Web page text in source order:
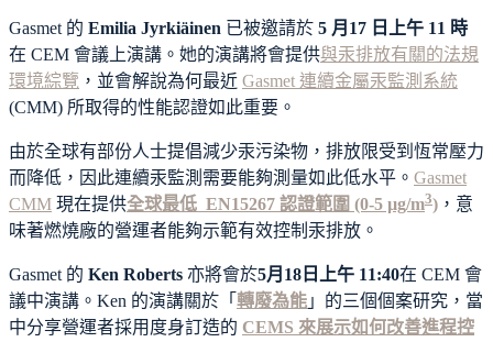
Gasmet 的 Emilia Jyrkiäinen 已被邀請於 5 月17 日上午 11 時
在 CEM 會議上演講。她的演講將會提供與汞排放有關的法規
環境綜覽 ，並會解說為何最近 Gasmet 連續金屬汞監測系統
(CMM) 所取得的性能認證如此重要。
由於全球有部份人士提倡減少汞污染物，排放限受到恆常壓力
而降低，因此連續汞監測需要能夠測量如此低水平。 Gasmet
CMM 現在提供全球最低 EN15267 認證範圍 (0-5 µg/m3) ，意
味著燃燒廠的營運者能夠示範有效控制汞排放。
Gasmet 的 Ken Roberts 亦將會於5月18日上午 11:40在 CEM 會
議中演講。Ken 的演講關於「 轉廢為能 」的三個個案研究，當
中分享營運者採用度身訂造的 CEMS 來展示如何改善進程控